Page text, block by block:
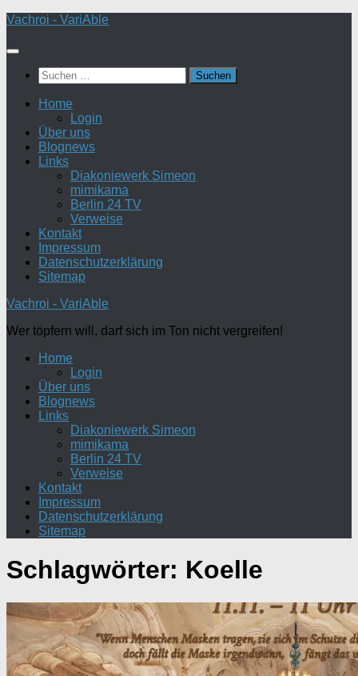
Zum
springen
Vachroi - VariAble
Suchen
nach:
Home
Login
Über uns
Blognews
Links
Diakoniewerk Simeon
mimikama
Berlin 24 TV
Verweise
Kontakt
Impressum
Datenschutzerklärung
Sitemap
Vachroi - VariAble
Wer töpfern will, darf sich im Ton nicht vergreifen!
Home
Login
Über uns
Blognews
Links
Diakoniewerk Simeon
mimikama
Berlin 24 TV
Verweise
Kontakt
Impressum
Datenschutzerklärung
Sitemap
Schlagwörter: Koelle